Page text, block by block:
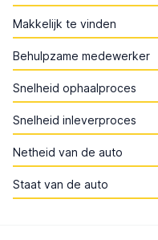
Makkelijk te vinden
Behulpzame medewerker
Snelheid ophaalproces
Snelheid inleverproces
Netheid van de auto
Staat van de auto